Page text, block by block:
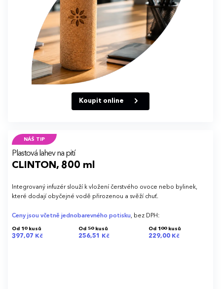
Koupit online
NÁŠ TIP
Plastová lahev na pití
CLINTON, 800 ml
Integrovaný infuzér slouží k vložení čerstvého ovoce nebo bylinek,
které dodají obyčejné vodě přirozenou a svěží chuť.
Ceny jsou včetně jednobarevného potisku, bez DPH:
Od 10 kusů
397,07 Kč
Od 50 kusů
256,51 Kč
Od 100 kusů
229,00 Kč